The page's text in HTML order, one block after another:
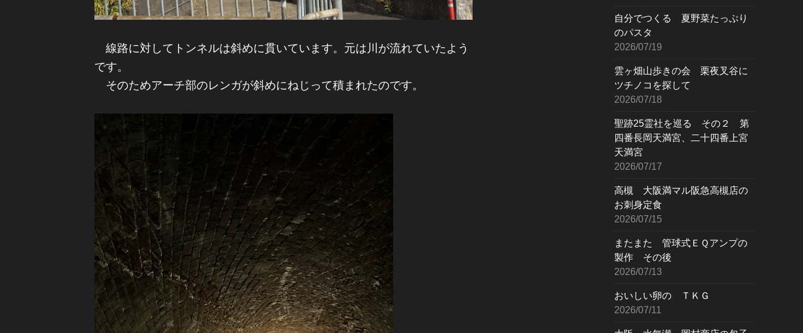
自分でつくる 夏野菜たっぷり
のパスタ
2026/07/19
雲ヶ畑山歩きの会 栗夜叉谷に
ツチノコを探して
2026/07/18
聖跡25霊社を巡る その２ 第
四番長岡天満宮、二十四番上宮
天満宮
2026/07/17
高槻 大阪満マル阪急高槻店の
お刺身定食
2026/07/15
またまた 管球式ＥＱアンプの
製作 その後
2026/07/13
おいしい卵の ＴＫＧ
2026/07/11
線路に対してトンネルは斜めに貫いています。元は川が流れていたよう
です。
そのためアーチ部のレンガが斜めにねじって積まれたのです。